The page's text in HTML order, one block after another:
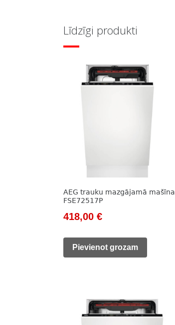
Līdzīgi produkti
AEG trauku mazgājamā mašīna
FSE72517P
Original
was:
418,00 €Current
is:
Pievienot grozam